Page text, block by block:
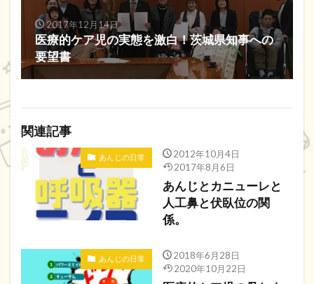
2017年12月14日
医療的ケア児の実態を激白！茨城県知事への
要望書
関連記事
あんじの日常
2012年10月4日
2017年8月6日
あんじとカニューレと
人工鼻と伏臥位の関
係。
あんじの日常
2018年6月28日
2020年10月22日